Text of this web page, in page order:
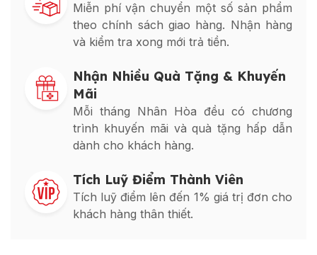
Miễn phí vận chuyển một số sản phẩm
theo chính sách giao hàng. Nhận hàng
và kiểm tra xong mới trả tiền.
Nhận Nhiều Quà Tặng & Khuyến
Mãi
Mỗi tháng Nhân Hòa đều có chương
trình khuyến mãi và quà tặng hấp dẫn
dành cho khách hàng.
Tích Luỹ Điểm Thành Viên
Tích luỹ điểm lên đến 1% giá trị đơn cho
khách hàng thân thiết.